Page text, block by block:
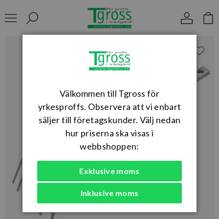
Välkommen till Tgross för
yrkesproffs. Observera att vi enbart
säljer till företagskunder. Välj nedan
hur priserna ska visas i
webbshoppen:
Exklusive moms
Inklusive moms